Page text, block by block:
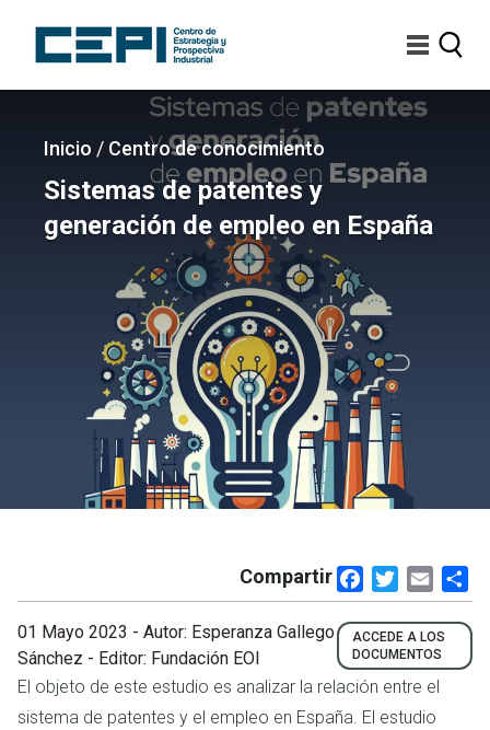
contenido
principal
Sobrescribir
enlaces
ayuda
navegación
Inicio / Centro de conocimiento
Sistemas de patentes y
generación de empleo en España
Compartir FacebookTwitterEmail
01 Mayo 2023 - Autor: Esperanza Gallego
Sánchez - Editor: Fundación EOI
ACCEDE A LOS
DOCUMENTOS
El objeto de este estudio es analizar la relación entre el
sistema de patentes y el empleo en España. El estudio